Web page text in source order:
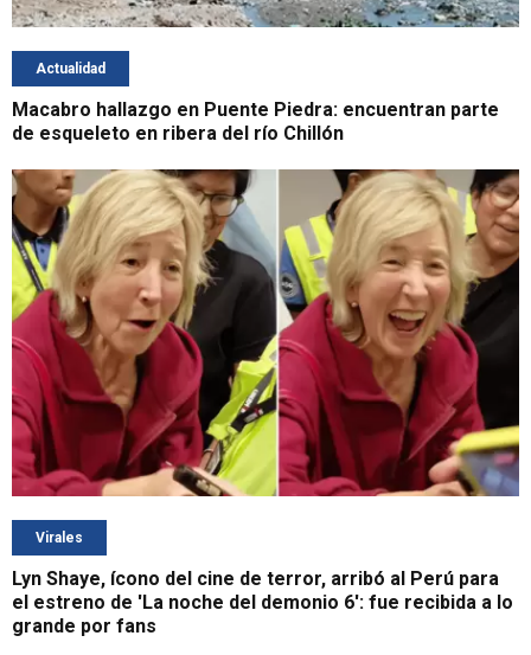
Actualidad
Macabro hallazgo en Puente Piedra: encuentran parte
de esqueleto en ribera del río Chillón
Virales
Lyn Shaye, ícono del cine de terror, arribó al Perú para
el estreno de 'La noche del demonio 6': fue recibida a lo
grande por fans